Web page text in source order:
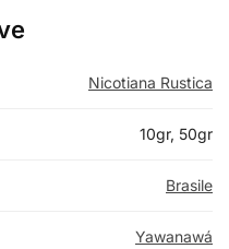
Nicotiana Rustica
10gr, 50gr
Brasile
Yawanawá